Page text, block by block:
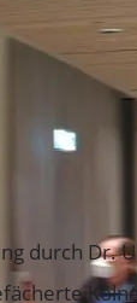
durch Dr.